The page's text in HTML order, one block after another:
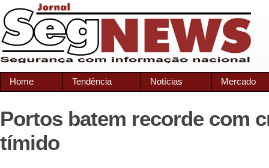
Home Tendência Notícias Mercado
Portos batem recorde com
tímido